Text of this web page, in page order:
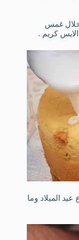
غمس
كريم .
الميلاد وما